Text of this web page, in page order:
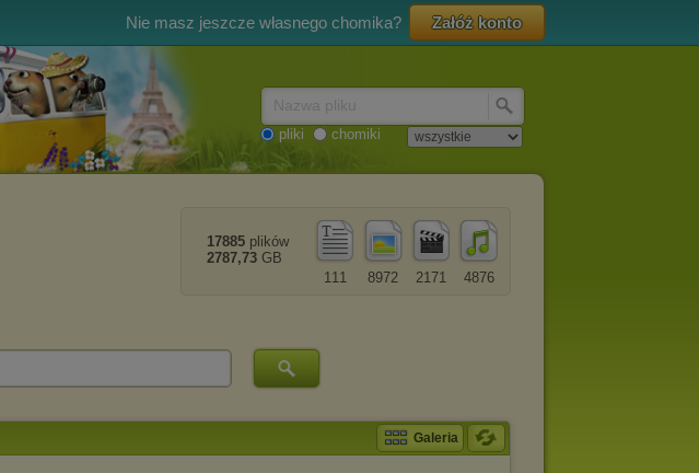
Nie masz jeszcze własnego chomika? Załóż konto
pliki chomiki
4876
2171
8972
111
17885 plików
2787,73 GB
Galeria